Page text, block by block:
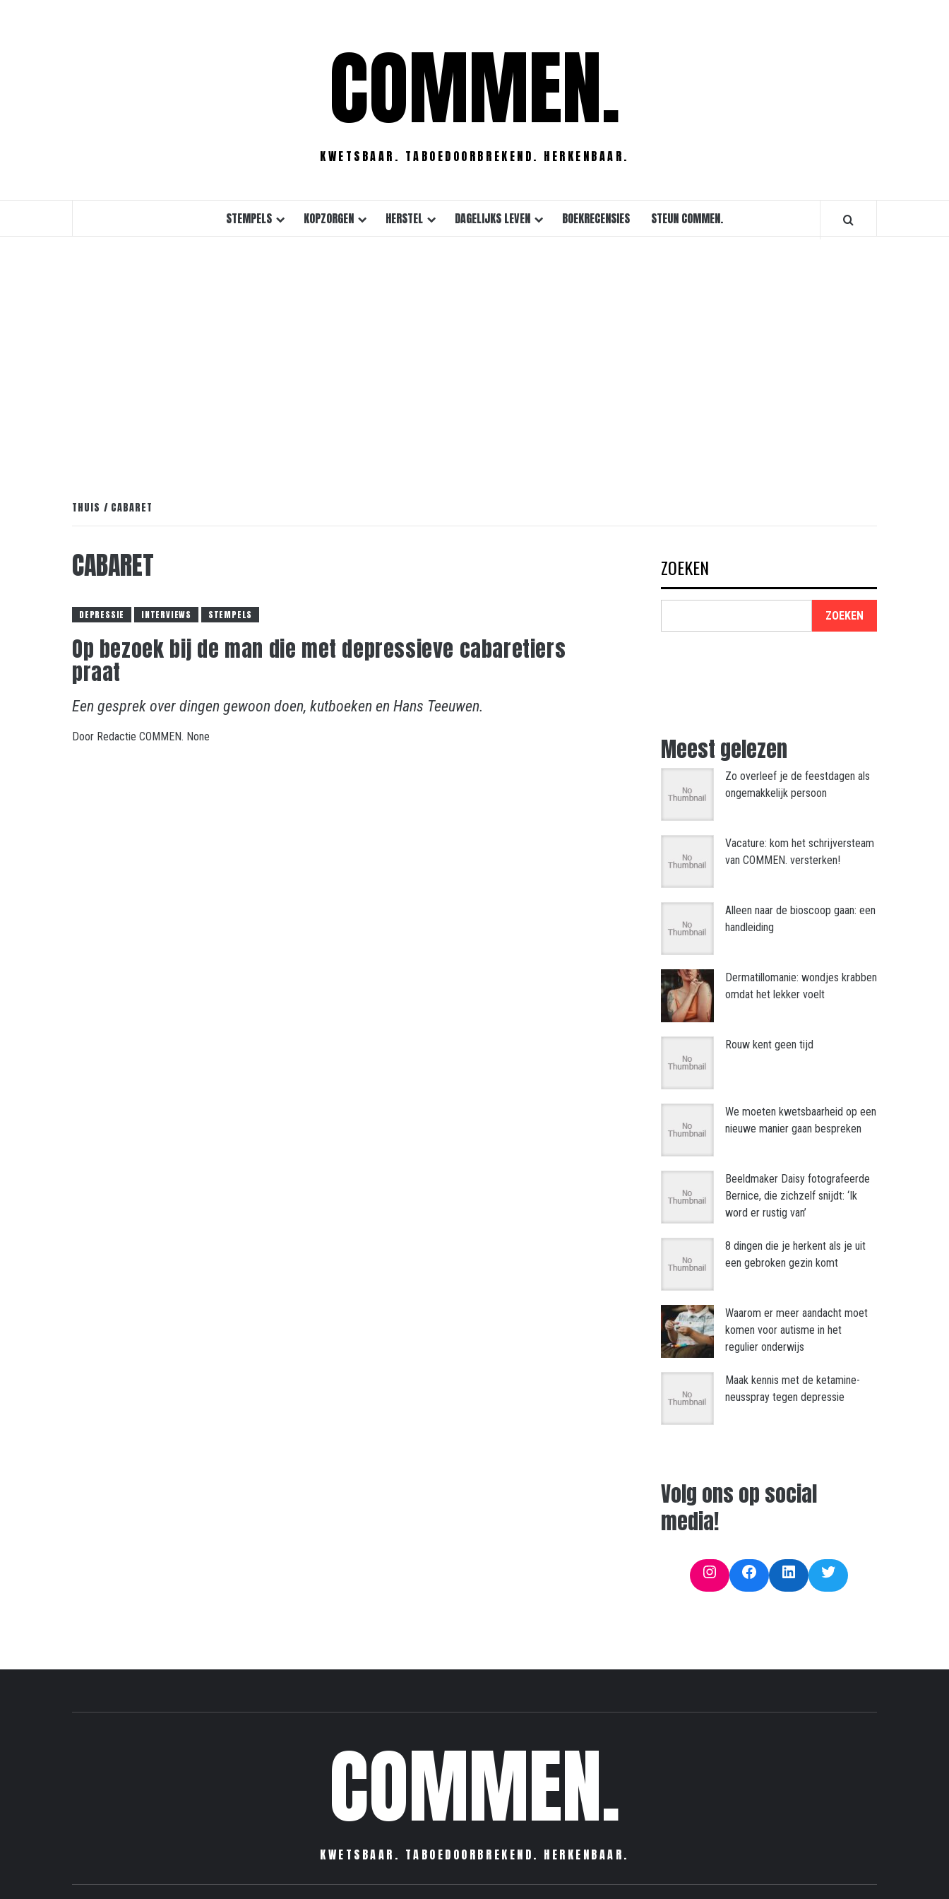
COMMEN.
KWETSBAAR. TABOEDOORBREKEND. HERKENBAAR.
STEMPELS KOPZORGEN HERSTEL DAGELIJKS LEVEN BOEKRECENSIES STEUN COMMEN.
THUIS CABARET
CABARET
DEPRESSIE INTERVIEWS STEMPELS
Op bezoek bij de man die met depressieve cabaretiers
praat
Een gesprek over dingen gewoon doen, kutboeken en Hans Teeuwen.
Door Redactie COMMEN. None
ZOEKEN
ZOEKEN
Meest gelezen
Zo overleef je de feestdagen als
ongemakkelijk persoon
Vacature: kom het schrijversteam
van COMMEN. versterken!
Alleen naar de bioscoop gaan: een
handleiding
Dermatillomanie: wondjes krabben
omdat het lekker voelt
Rouw kent geen tijd
We moeten kwetsbaarheid op een
nieuwe manier gaan bespreken
Beeldmaker Daisy fotografeerde
Bernice, die zichzelf snijdt: ‘Ik
word er rustig van’
8 dingen die je herkent als je uit
een gebroken gezin komt
Waarom er meer aandacht moet
komen voor autisme in het
regulier onderwijs
Maak kennis met de ketamine-
neusspray tegen depressie
Volg ons op social
media!
InstagramFacebookLinkedInTwitter
COMMEN.
KWETSBAAR. TABOEDOORBREKEND. HERKENBAAR.